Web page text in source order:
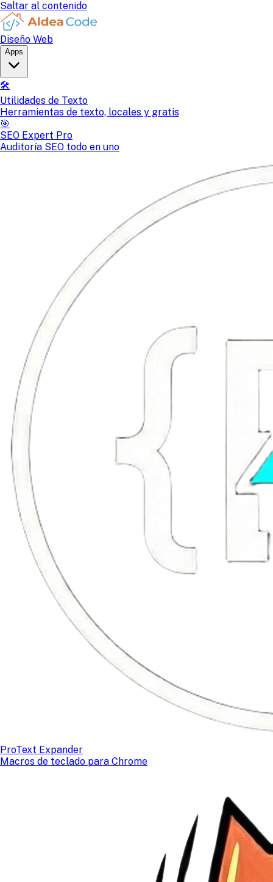
Saltar al contenido
Diseño Web
Apps
🛠️
Utilidades de Texto
Herramientas de texto, locales y gratis
🎯
SEO Expert Pro
Auditoría SEO todo en uno
ProText Expander
Macros de teclado para Chrome